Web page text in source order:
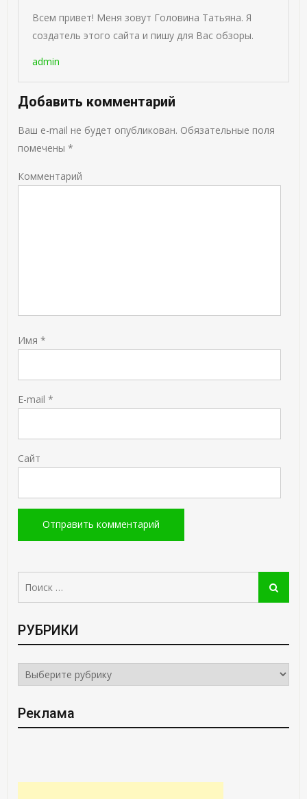
Всем привет! Меня зовут Головина Татьяна. Я
создатель этого сайта и пишу для Вас обзоры.
admin
Добавить комментарий
Ваш e-mail не будет опубликован. Обязательные поля
помечены*
Комментарий
Имя*
E-mail*
Сайт
Поиск
РУБРИКИ
РУБРИКИ
Реклама